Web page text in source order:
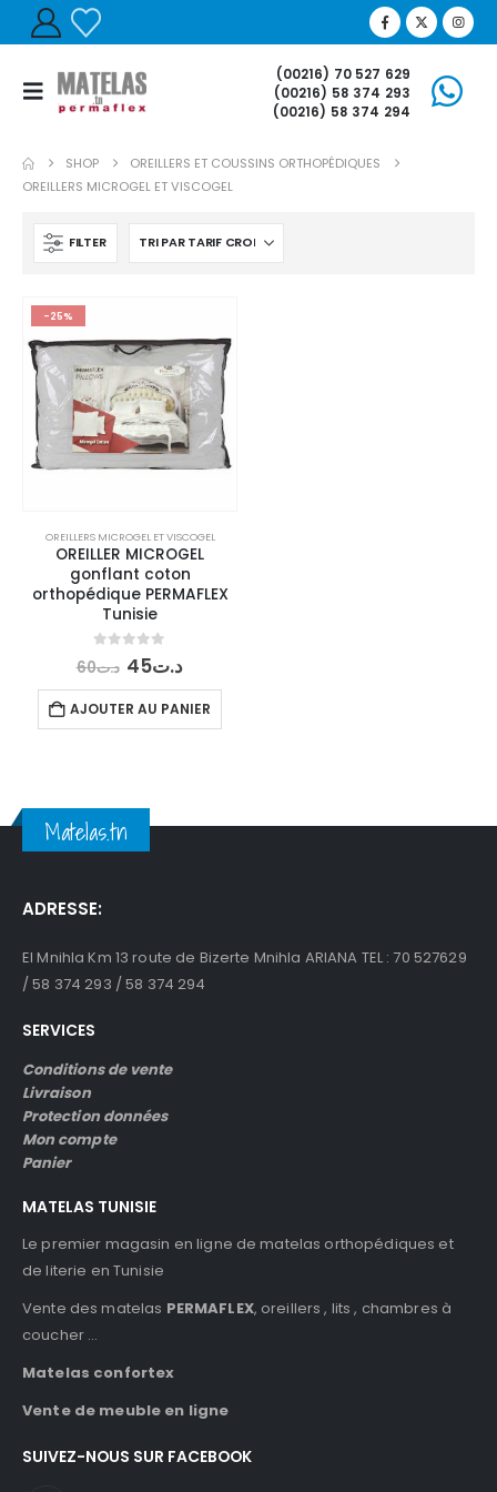
(00216) 70 527 629
(00216) 58 374 293
(00216) 58 374 294
SHOP
OREILLERS ET COUSSINS ORTHOPÉDIQUES
OREILLERS MICROGEL ET VISCOGEL
FILTER
-25%
OREILLERS MICROGEL ET VISCOGEL
OREILLER MICROGEL
gonflant coton
orthopédique PERMAFLEX
Tunisie
out of 5د.ت60 Le
prix
initial
était :
د.ت60.
د.ت45 Le
actuel
est :
AJOUTER AU PANIER
Matelas.tn
ADRESSE:
El Mnihla Km 13 route de Bizerte Mnihla ARIANA TEL : 70 527629
/ 58 374 293 / 58 374 294
SERVICES
Conditions de vente
Livraison
Protection données
Mon compte
Panier
MATELAS TUNISIE
Le premier magasin en ligne de matelas orthopédiques et
de literie en Tunisie
Vente des matelas PERMAFLEX, oreillers , lits , chambres à
coucher …
Matelas confortex
Vente de meuble en ligne
SUIVEZ-NOUS SUR FACEBOOK